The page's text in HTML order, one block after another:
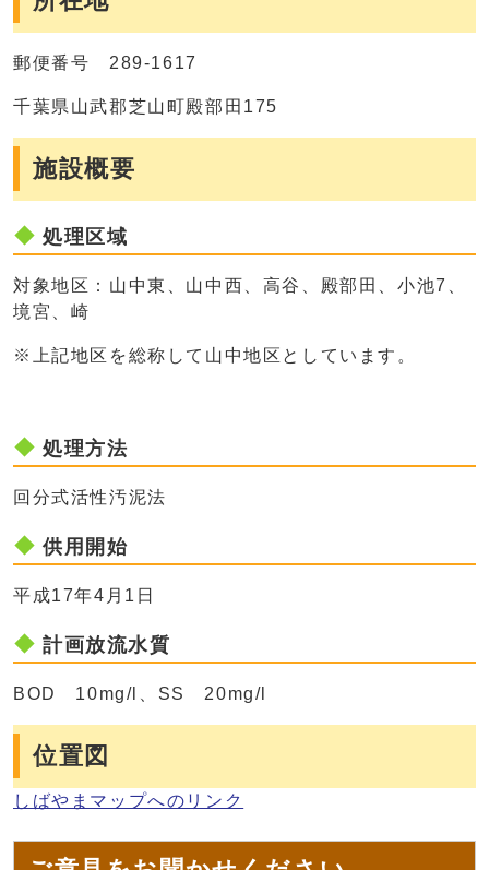
郵便番号 289-1617
千葉県山武郡芝山町殿部田175
施設概要
処理区域
対象地区：山中東、山中西、高谷、殿部田、小池7、
境宮、崎
※上記地区を総称して山中地区としています。
処理方法
回分式活性汚泥法
供用開始
平成17年4月1日
計画放流水質
BOD 10mg/l、SS 20mg/l
位置図
しばやまマップへのリンク